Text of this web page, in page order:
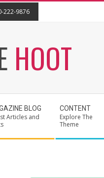
222-9876
HOOT
BLOG
Articles and
CONTENT
Explore The
Theme